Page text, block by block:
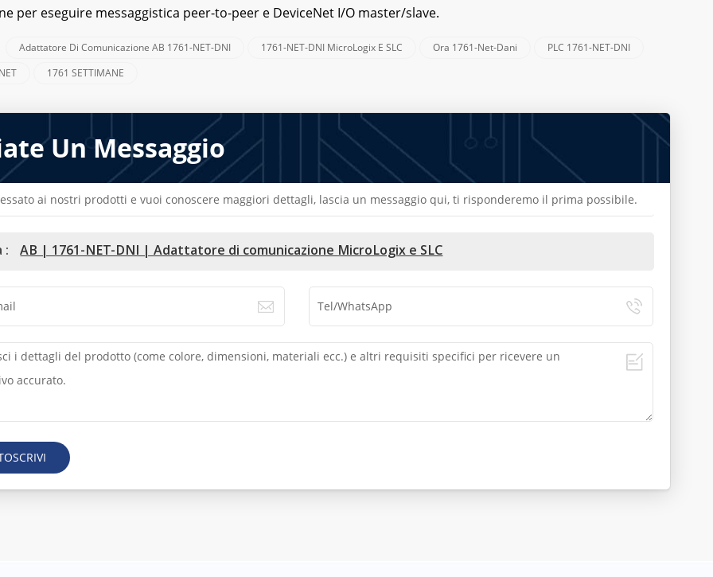
per eseguire messaggistica peer-to-peer e DeviceNet I/O master/slave.
Adattatore Di Comunicazione AB 1761-NET-DNI 1761-NET-DNI MicroLogix E SLC Ora 1761-Net-Dani
PLC 1761-NET-DNI
1761 SETTIMANE
Un Messaggio
ai nostri prodotti e vuoi conoscere maggiori dettagli, lascia un messaggio qui, ti risponderemo il prima possibile.
: AB | 1761-NET-DNI | Adattatore di comunicazione MicroLogix e SLC